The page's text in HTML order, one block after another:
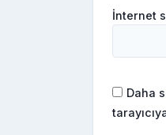
İnternet
Daha